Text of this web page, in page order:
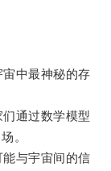
中最神秘的存
通过数学模型
。
与宇宙间的信